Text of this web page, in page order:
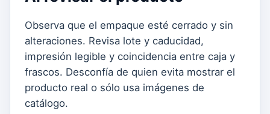
Observa que el empaque esté cerrado y sin
alteraciones. Revisa lote y caducidad,
impresión legible y coincidencia entre caja y
frascos. Desconfía de quien evita mostrar el
producto real o sólo usa imágenes de
catálogo.